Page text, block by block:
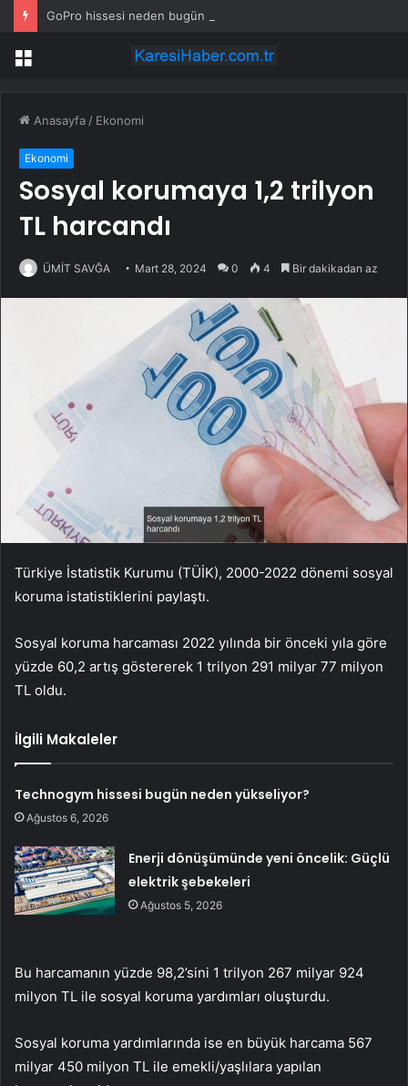
GoPro hissesi neden bugün düşüyor?
Menü
Anasayfa / Ekonomi
Ekonomi
Sosyal korumaya 1,2 trilyon
TL harcandı
ÜMİT SAVĞA Mart 28, 2024 0 4 Bir dakikadan az
Türkiye İstatistik Kurumu (TÜİK), 2000-2022 dönemi sosyal
koruma istatistiklerini paylaştı.
Sosyal koruma harcaması 2022 yılında bir önceki yıla göre
yüzde 60,2 artış göstererek 1 trilyon 291 milyar 77 milyon
TL oldu.
İlgili Makaleler
Technogym hissesi bugün neden yükseliyor?
Ağustos 6, 2026
Enerji dönüşümünde yeni öncelik: Güçlü
elektrik şebekeleri
Ağustos 5, 2026
Bu harcamanın yüzde 98,2’sini 1 trilyon 267 milyar 924
milyon TL ile sosyal koruma yardımları oluşturdu.
Sosyal koruma yardımlarında ise en büyük harcama 567
milyar 450 milyon TL ile emekli/yaşlılara yapılan